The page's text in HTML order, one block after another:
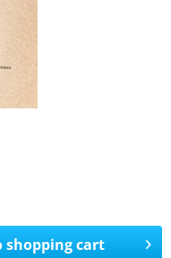
shopping cart